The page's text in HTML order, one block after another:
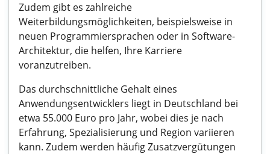
Zudem gibt es zahlreiche
Weiterbildungsmöglichkeiten, beispielsweise in
neuen Programmiersprachen oder in Software-
Architektur, die helfen, Ihre Karriere
voranzutreiben.
Das durchschnittliche Gehalt eines
Anwendungsentwicklers liegt in Deutschland bei
etwa 55.000 Euro pro Jahr, wobei dies je nach
Erfahrung, Spezialisierung und Region variieren
kann. Zudem werden häufig Zusatzvergütungen